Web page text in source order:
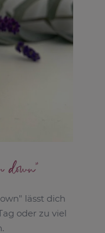
lässt dich
oder zu viel